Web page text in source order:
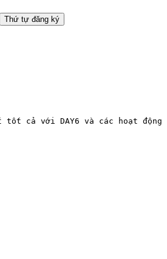
Thứ tự đăng ký
tốt cả với DAY6 và các hoạt